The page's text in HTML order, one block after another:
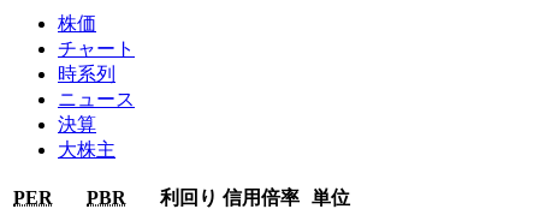
株価
チャート
時系列
ニュース
決算
大株主
PER PBR 利回り 信用倍率 単位